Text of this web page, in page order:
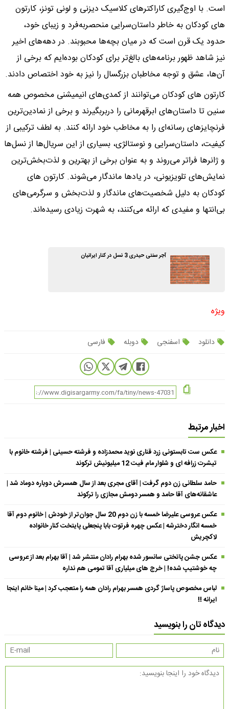
است. با اوج‌‌گیری کاراکترهای کلاسیک دیزنی و لونی تونز، کارتون
های کودکان به خاطر داستان‌سرایی منحصربه‌فرد و زیبای خود،
حدود یک قرن است که در میان بچه‌ها محبوبند. در دهه‌های اخیر
نیز شاهد ظهور برنامه‌های بالغ‌تر برای کودکان بوده‌ایم که برخی از
آن‌ها، عشق و توجه مخاطبان بزرگسال را نیز به خود اختصاص دادند.
کارتون های کودکان می‌توانند از کمدی‌های انیمیشنی مخصوص همه
سنین تا داستان‌های ابرقهرمانی را دربربگیرند و برخی از نمادین‌ترین
فرنچایزهای رسانه‌ای را به مخاطب خود ارائه کنند. به لطف ترکیبی از
کیفیت، داستان‌سرایی و نوستالژی، بسیاری از این سریال‌ها از نسل‌ها
و ژانرها فراتر می‌روند و به عنوان برخی از بهترین و لذت‌بخش‌ترین
نمایش‌های تلویزیونی، در یادها ماندگار می‌شوند. کارتون های
کودکان به دلیل شخصیت‌های ماندگار و لذت‌بخش و سرگرمی‌های
بی‌انتها و مفیدی که ارائه می‌کنند، به شهرت زیادی رسیده‌اند.
آجر سنتی حیدری 3 نسل در کنار ایرانیان
ویژه
دانلود اسفنجی دوبله فارسی
اخبار مرتبط
عکس ست تابستونی زرد قناری نوید محمدزاده و فرشته حسینی | فرشته خانوم با
تیشرت زرافه ای و شلوار مام فیت 12 میلیونیش ترکوند
حامد سلطانی زن دوم گرفت | آقای مجری بعد از سال همسرش دوباره دوماد شد |
عاشقانه‌های آقا حامد و همسر دومش مجازی را ترکوند
عکس عروسی علیرضا خمسه با زن دوم 20 سال جوان‌تر از خودش | خانوم دوم آقا
خمسه انگار دخترشه | عکس چهره فرتوت بابا پنجعلی پایتخت کنار خانواده
لاکچریش
عکس جشن پاتختی سانسور شده بهرام رادان منتشر شد | آقا بهرام بعد از عروسی
چه خوشتیپ شده! | خرج های میلیاری آقا تمومی هم نداره
لباس مخصوص پاساژ گردی همسر بهرام رادان همه را متعجب کرد | مینا خانم اینجا
ایرانه !!
دیدگاه تان را بنویسید